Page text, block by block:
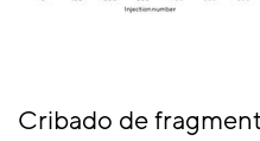
Cribado de